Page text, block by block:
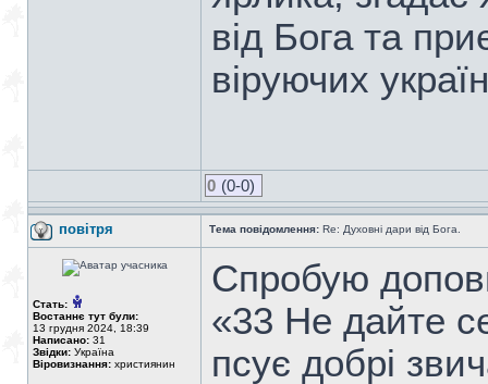
від Бога та
віруючих
0 (0-0)
повітря Тема повідомлення: Re: Духовні дари від Бога.
Стать:
Востаннє тут були:
13 грудня 2024, 18:39
Написано: 31
Звідки: Україна
Віровизнання: християнин
Спробую
«33 Не дайте
псує добрі